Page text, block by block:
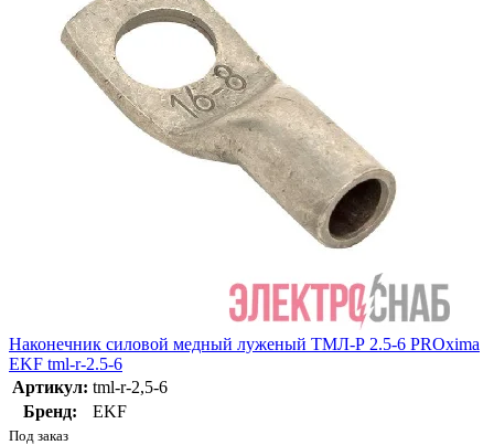
Наконечник силовой медный луженый ТМЛ-Р 2.5-6 PROxima
EKF tml-r-2.5-6
Артикул: tml-r-2,5-6
Бренд:
EKF
Под заказ